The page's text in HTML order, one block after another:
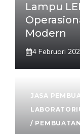
Lampu
Modern
4 Februari
JASA
/